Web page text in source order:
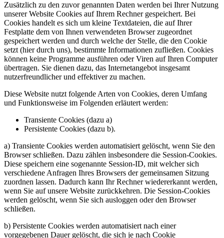
Zusätzlich zu den zuvor genannten Daten werden bei Ihrer Nutzung
unserer Website Cookies auf Ihrem Rechner gespeichert. Bei
Cookies handelt es sich um kleine Textdateien, die auf Ihrer
Festplatte dem von Ihnen verwendeten Browser zugeordnet
gespeichert werden und durch welche der Stelle, die den Cookie
setzt (hier durch uns), bestimmte Informationen zufließen. Cookies
können keine Programme ausführen oder Viren auf Ihren Computer
übertragen. Sie dienen dazu, das Internetangebot insgesamt
nutzerfreundlicher und effektiver zu machen.
Diese Website nutzt folgende Arten von Cookies, deren Umfang
und Funktionsweise im Folgenden erläutert werden:
Transiente Cookies (dazu a)
Persistente Cookies (dazu b).
a) Transiente Cookies werden automatisiert gelöscht, wenn Sie den
Browser schließen. Dazu zählen insbesondere die Session-Cookies.
Diese speichern eine sogenannte Session-ID, mit welcher sich
verschiedene Anfragen Ihres Browsers der gemeinsamen Sitzung
zuordnen lassen. Dadurch kann Ihr Rechner wiedererkannt werden,
wenn Sie auf unsere Website zurückkehren. Die Session-Cookies
werden gelöscht, wenn Sie sich ausloggen oder den Browser
schließen.
b) Persistente Cookies werden automatisiert nach einer
vorgegebenen Dauer gelöscht, die sich je nach Cookie